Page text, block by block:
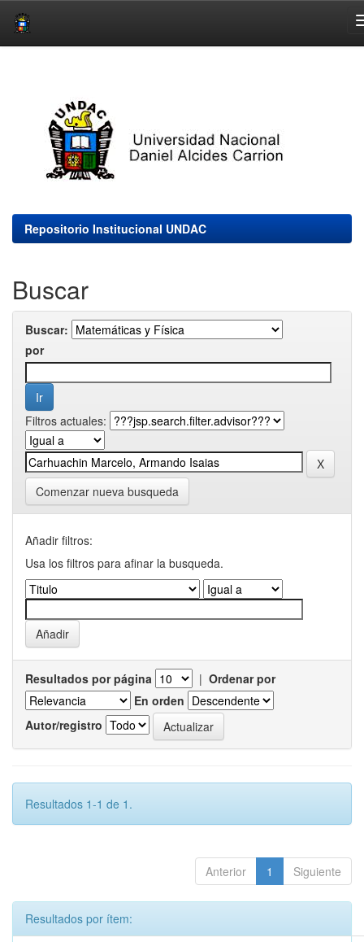
Repositorio Institucional UNDAC
Buscar
Buscar:
por
Filtros actuales:
Comenzar nueva busqueda
Añadir filtros:
Usa los filtros para afinar la busqueda.
Resultados por página | Ordenar por
En orden
Autor/registro
Resultados 1-1 de 1.
Anterior 1 Siguiente
Resultados por ítem: